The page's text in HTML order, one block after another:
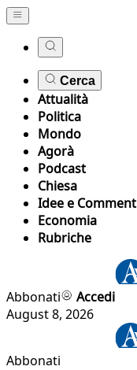
Cerca
Attualità
Politica
Mondo
Agorà
Podcast
Chiesa
Idee e
Economia
Rubriche
Abbonati
Accedi
August 8, 2026
Abbonati